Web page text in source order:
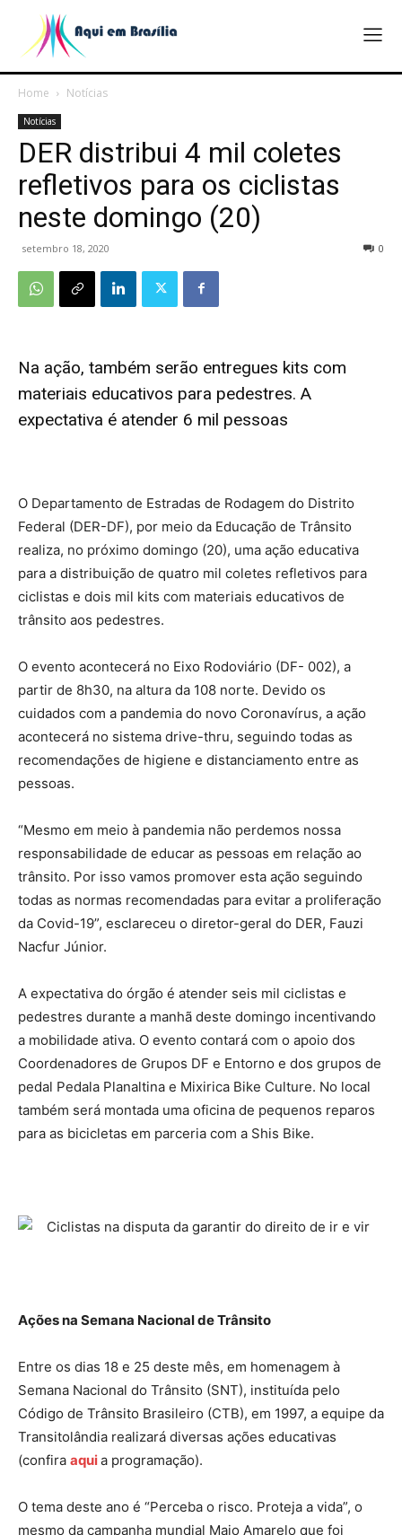
Home Notícias
Notícias
DER distribui 4 mil coletes
refletivos para os ciclistas
neste domingo (20)
setembro 18, 2020 0
Na ação, também serão entregues kits com
materiais educativos para pedestres. A
expectativa é atender 6 mil pessoas
O Departamento de Estradas de Rodagem do Distrito
Federal (DER-DF), por meio da Educação de Trânsito
realiza, no próximo domingo (20), uma ação educativa
para a distribuição de quatro mil coletes refletivos para
ciclistas e dois mil kits com materiais educativos de
trânsito aos pedestres.
O evento acontecerá no Eixo Rodoviário (DF- 002), a
partir de 8h30, na altura da 108 norte. Devido os
cuidados com a pandemia do novo Coronavírus, a ação
acontecerá no sistema drive-thru, seguindo todas as
recomendações de higiene e distanciamento entre as
pessoas.
“Mesmo em meio à pandemia não perdemos nossa
responsabilidade de educar as pessoas em relação ao
trânsito. Por isso vamos promover esta ação seguindo
todas as normas recomendadas para evitar a proliferação
da Covid-19”, esclareceu o diretor-geral do DER, Fauzi
Nacfur Júnior.
A expectativa do órgão é atender seis mil ciclistas e
pedestres durante a manhã deste domingo incentivando
a mobilidade ativa. O evento contará com o apoio dos
Coordenadores de Grupos DF e Entorno e dos grupos de
pedal Pedala Planaltina e Mixirica Bike Culture. No local
também será montada uma oficina de pequenos reparos
para as bicicletas em parceria com a Shis Bike.
Ações na Semana Nacional de Trânsito
Entre os dias 18 e 25 deste mês, em homenagem à
Semana Nacional do Trânsito (SNT), instituída pelo
Código de Trânsito Brasileiro (CTB), em 1997, a equipe da
Transitolândia realizará diversas ações educativas
(confira aquia programação).
O tema deste ano é “Perceba o risco. Proteja a vida”, o
mesmo da campanha mundial Maio Amarelo que foi